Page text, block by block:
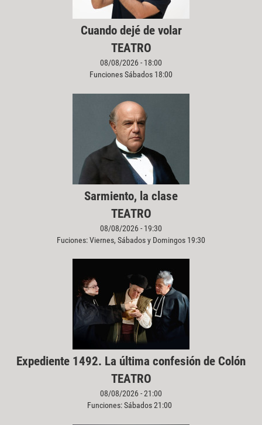
Cuando dejé de volar
TEATRO
08/08/2026 - 18:00
Funciones Sábados 18:00
Sarmiento, la clase
TEATRO
08/08/2026 - 19:30
Fuciones: Viernes, Sábados y Domingos 19:30
Expediente 1492. La última confesión de Colón
TEATRO
08/08/2026 - 21:00
Funciones: Sábados 21:00